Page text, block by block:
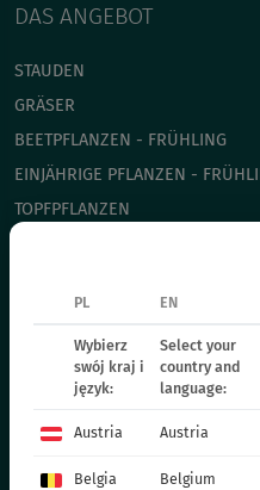
DAS ANGEBOT
STAUDEN
GRÄSER
BEETPFLANZEN - FRÜHLING
EINJÄHRIGE PFLANZEN -
TOPFPFLANZEN
ZWEIJÄHRIGE PFLANZEN
DÜNGER
KATALOG OGRODNIKA
PL EN
Wybierz
swój kraj i
język:
Select your
country and
language:
Austria Austria
Belgia Belgium